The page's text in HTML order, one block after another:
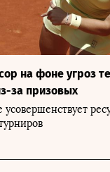
на фоне угроз
за призовых